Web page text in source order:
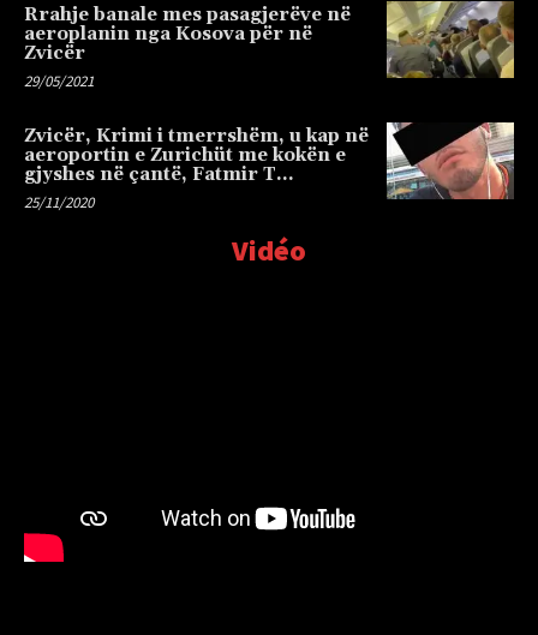
Rrahje banale mes pasagjerëve në
aeroplanin nga Kosova për në
Zvicër
29/05/2021
Zvicër, Krimi i tmerrshëm, u kap në
aeroportin e Zurichüt me kokën e
gjyshes në çantë, Fatmir T…
25/11/2020
Vidéo